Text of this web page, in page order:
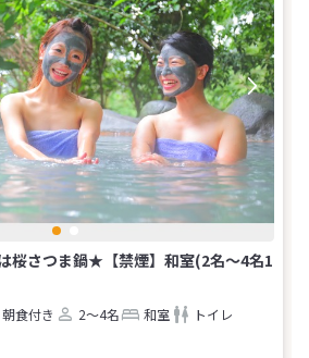
桜さつま鍋★【禁煙】和室(2名～4名1
食付き 2～4名 和室
トイレ